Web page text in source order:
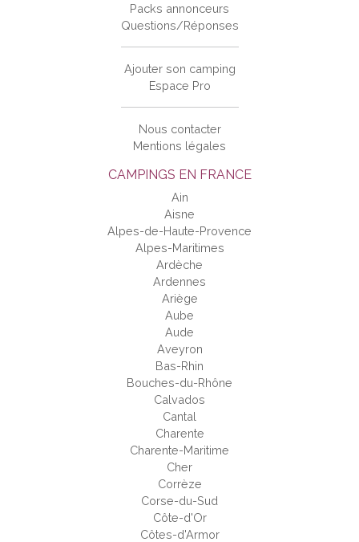
CAMPINGS EN FRANCE
Ain
Aisne
Alpes-de-Haute-Provence
Alpes-Maritimes
Ardèche
Ardennes
Ariège
Aube
Aude
Aveyron
Bas-Rhin
Bouches-du-Rhône
Calvados
Cantal
Charente
Charente-Maritime
Cher
Corrèze
Corse-du-Sud
Côte-d'Or
Côtes-d'Armor
Packs annonceurs
Questions/Réponses
Ajouter son camping
Espace Pro
Nous contacter
Mentions légales